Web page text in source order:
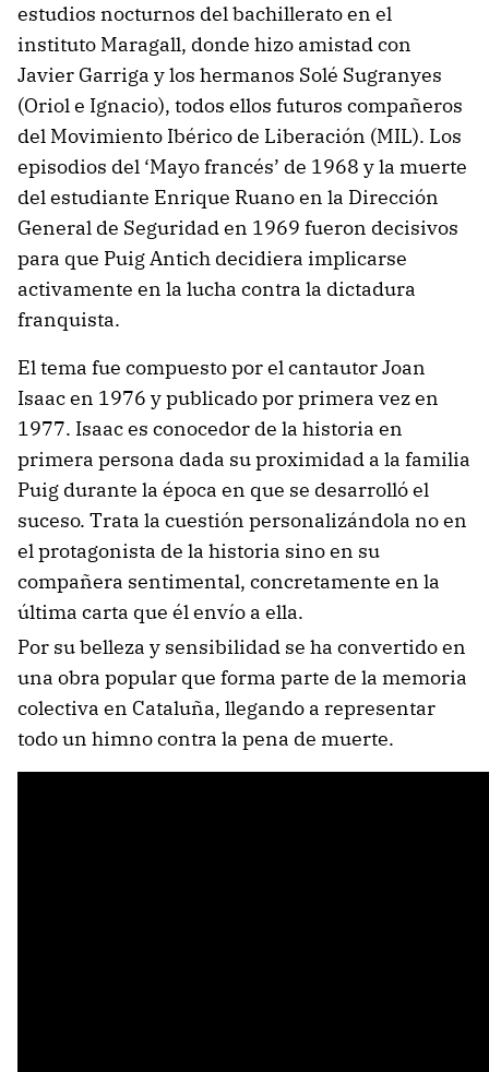
estudios nocturnos del bachillerato en el
instituto Maragall, donde hizo amistad con
Javier Garriga y los hermanos Solé Sugranyes
(Oriol e Ignacio), todos ellos futuros compañeros
del Movimiento Ibérico de Liberación (MIL). Los
episodios del ‘Mayo francés’ de 1968 y la muerte
del estudiante Enrique Ruano en la Dirección
General de Seguridad en 1969 fueron decisivos
para que Puig Antich decidiera implicarse
activamente en la lucha contra la dictadura
franquista.
El tema fue compuesto por el cantautor Joan
Isaac en 1976 y publicado por primera vez en
1977. Isaac es conocedor de la historia en
primera persona dada su proximidad a la familia
Puig durante la época en que se desarrolló el
suceso. Trata la cuestión personalizándola no en
el protagonista de la historia sino en su
compañera sentimental, concretamente en la
última carta que él envío a ella.
Por su belleza y sensibilidad se ha convertido en
una obra popular que forma parte de la memoria
colectiva en Cataluña, llegando a representar
todo un himno contra la pena de muerte.